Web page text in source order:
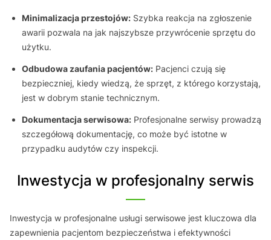
Minimalizacja przestojów: Szybka reakcja na zgłoszenie
awarii pozwala na jak najszybsze przywrócenie sprzętu do
użytku.
Odbudowa zaufania pacjentów: Pacjenci czują się
bezpieczniej, kiedy wiedzą, że sprzęt, z którego korzystają,
jest w dobrym stanie technicznym.
Dokumentacja serwisowa: Profesjonalne serwisy prowadzą
szczegółową dokumentację, co może być istotne w
przypadku audytów czy inspekcji.
Inwestycja w profesjonalny serwis
Inwestycja w profesjonalne usługi serwisowe jest kluczowa dla
zapewnienia pacjentom bezpieczeństwa i efektywności